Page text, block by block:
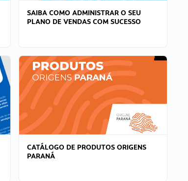
SAIBA COMO ADMINISTRAR O SEU
PLANO DE VENDAS COM SUCESSO
CATÁLOGO DE PRODUTOS ORIGENS
PARANÁ